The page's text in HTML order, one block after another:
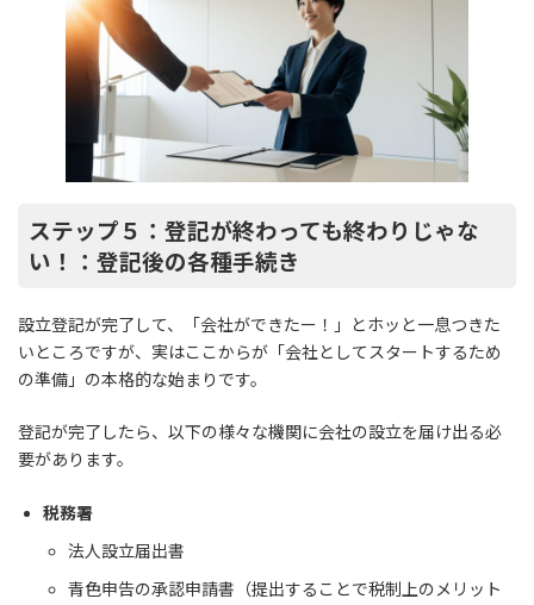
ステップ５：登記が終わっても終わりじゃな
い！：登記後の各種手続き
設立登記が完了して、「会社ができたー！」とホッと一息つきた
いところですが、実はここからが「会社としてスタートするため
の準備」の本格的な始まりです。
登記が完了したら、以下の様々な機関に会社の設立を届け出る必
要があります。
税務署
法人設立届出書
青色申告の承認申請書（提出することで税制上のメリット